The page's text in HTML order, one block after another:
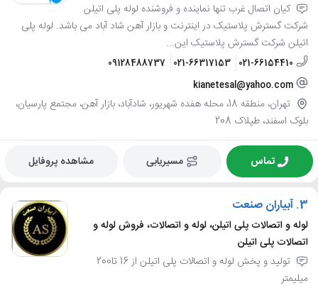
کیان اتصال غرب تنها نماینده و فروشنده لوله پلی اتیلن
شرکت گسترش پلاستیک در اینترنت و بازار آهن شاد آباد می باشد. لوله پلی
اتیلن شرکت گسترش پلاستیک این...
021-66154410
021-66317153
09128488737
kianetesal@yahoo.com
تهران، منطقه 18، محله هفده شهریور، شادآباد، بازار آهن، مجتمع پارسیان،
بلوک اسفند، طپلاک 208
تماس مسیریابی مشاهده پروفایل
3. آبیاران صنعت
لوله و اتصالات پلی اتیلن، لوله و اتصالات، فروش لوله و
اتصالات پلی اتیلن
تولید و پخش لوله و اتصالات پلی اتیلن از 16 تا200
میلیمتر